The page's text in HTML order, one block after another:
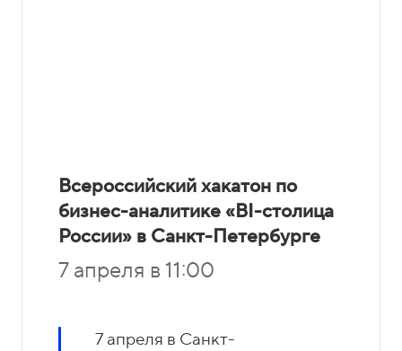
Всероссийский хакатон по
бизнес-аналитике «BI-столица
России» в Санкт-Петербурге
7 апреля в 11:00
7 апреля в Санкт-